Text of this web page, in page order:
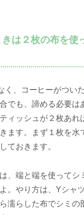
は２枚の布を使
く、コーヒーがつい
でも、諦める必要は
ィッシュが２枚あれ
ます。まず１枚を水
ておきます。
、端と端を使ってシ
。やり方は、Yシャ
濡らした布でシミの